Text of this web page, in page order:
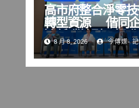
高市府整合淨零
轉型資源 偕同
速低碳轉型、提
競爭力
8 月 8, 2026 今傳媒-